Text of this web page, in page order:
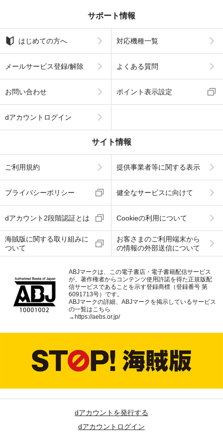
サポート情報
はじめての方へ 対応機種一覧
メールサービス登録/解除 よくある質問
お問い合わせ ポイント表示設定
dアカウントログイン
サイト情報
ご利用規約 提供事業者等に関する表示
プライバシーポリシー 健全なサービスに向けて
dアカウント2段階認証とは Cookieの利用について
海賊版に関する取り組みに
ついて
お客さまのご利用端末から
の情報の外部送信について
ABJマークは、この電子書店・電子書籍配信サービス
が、著作権者からコンテンツ使用許諾を得た正規版配
信サービスであることを示す登録商標（登録番号 第
6091713号）です。
ABJマークの詳細、ABJマークを掲示しているサービス
の一覧はこちら
→ https://aebs.or.jp/
dアカウントを発行する
dアカウントログイン